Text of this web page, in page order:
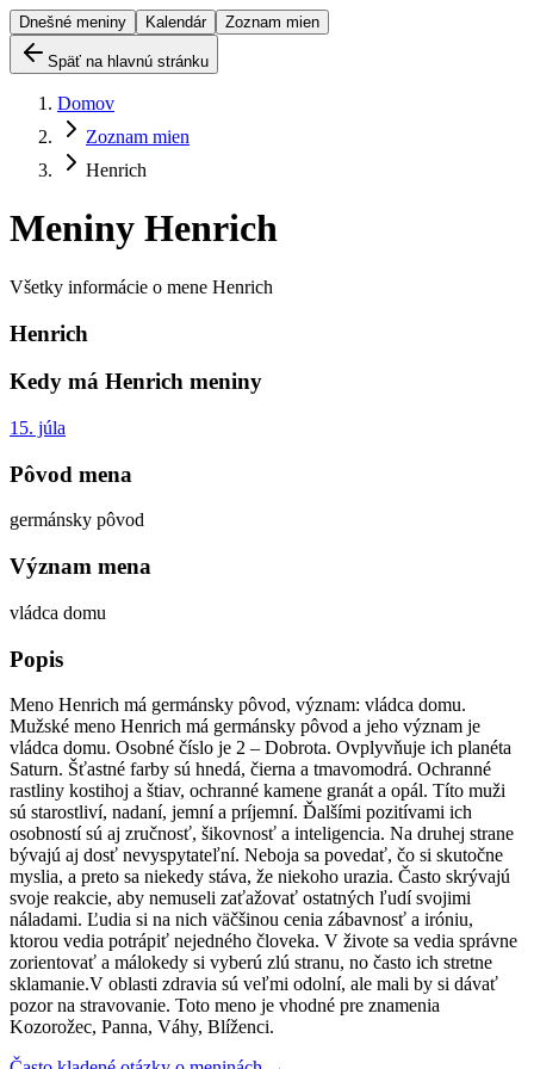
Dnešné meniny Kalendár Zoznam mien
Späť na hlavnú stránku
Domov
Zoznam mien
Henrich
Meniny Henrich
Všetky informácie o mene Henrich
Henrich
Kedy má Henrich meniny
15. júla
Pôvod mena
germánsky pôvod
Význam mena
vládca domu
Popis
Meno Henrich má germánsky pôvod, význam: vládca domu.
Mužské meno Henrich má germánsky pôvod a jeho význam je
vládca domu. Osobné číslo je 2 – Dobrota. Ovplyvňuje ich planéta
Saturn. Šťastné farby sú hnedá, čierna a tmavomodrá. Ochranné
rastliny kostihoj a štiav, ochranné kamene granát a opál. Títo muži
sú starostliví, nadaní, jemní a príjemní. Ďalšími pozitívami ich
osobností sú aj zručnosť, šikovnosť a inteligencia. Na druhej strane
bývajú aj dosť nevyspytateľní. Neboja sa povedať, čo si skutočne
myslia, a preto sa niekedy stáva, že niekoho urazia. Často skrývajú
svoje reakcie, aby nemuseli zaťažovať ostatných ľudí svojimi
náladami. Ľudia si na nich väčšinou cenia zábavnosť a iróniu,
ktorou vedia potrápiť nejedného človeka. V živote sa vedia správne
zorientovať a málokedy si vyberú zlú stranu, no často ich stretne
sklamanie.V oblasti zdravia sú veľmi odolní, ale mali by si dávať
pozor na stravovanie. Toto meno je vhodné pre znamenia
Kozorožec, Panna, Váhy, Blíženci.